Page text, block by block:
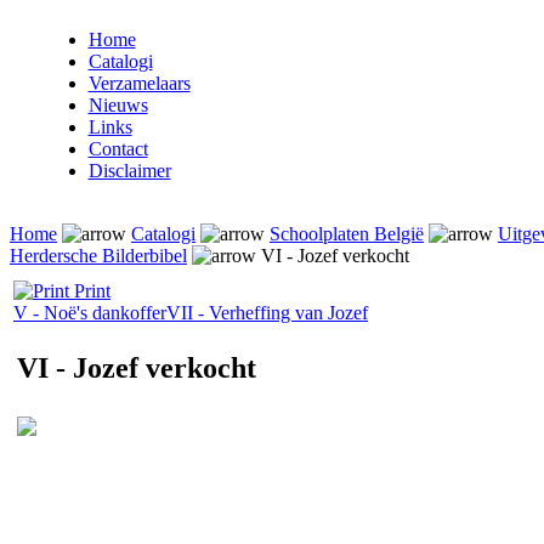
Home
Catalogi
Verzamelaars
Nieuws
Links
Contact
Disclaimer
Home Catalogi Schoolplaten België
Herdersche Bilderbibel
VI - Jozef verkocht
Print
V - Noë's dankofferVII - Verheffing van Jozef
VI - Jozef verkocht